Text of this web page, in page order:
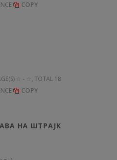
COPY
☆ - ☆, TOTAL 18
COPY
НА ШТРАЈК